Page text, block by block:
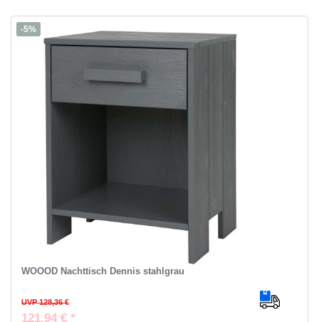
-5%
WOOOD Nachttisch Dennis stahlgrau
UVP 128,36 €
121,94 € *